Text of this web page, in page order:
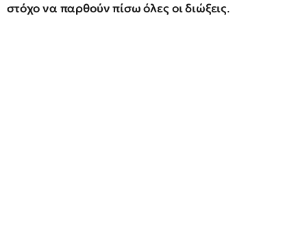
στόχο να παρθούν πίσω όλες οι διώξεις.